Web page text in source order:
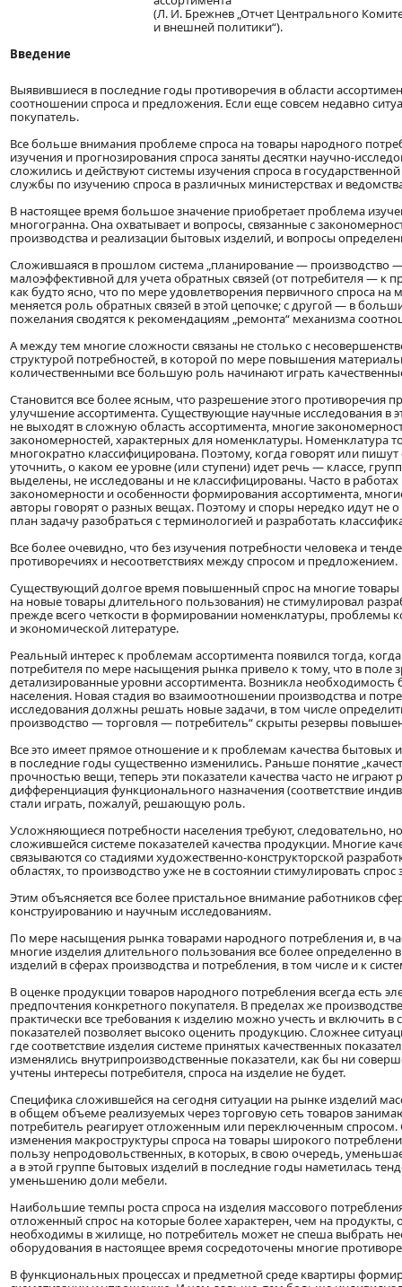
(Л. И. Брежнев „Отчет Центрального
и внешней политики“).
Введение
Выявившиеся в последние годы противоречия в области
соотношении спроса и предложения. Если еще совсем недавно
покупатель.
Все больше внимания проблеме спроса на товары народного
изучения и прогнозирования спроса заняты десятки научно-
сложились и действуют системы изучения спроса в
службы по изучению спроса в различных министерствах и
В настоящее время большое значение приобретает проблема
многогранна. Она охватывает и вопросы, связанные с
производства и реализации бытовых изделий, и вопросы
Сложившаяся в прошлом система „планирование — производство
малоэффективной для учета обратных связей (от потребителя — к
как будто ясно, что по мере удовлетворения первичного спроса
меняется роль обратных связей в этой цепочке; с другой — в
пожелания сводятся к рекомендациям „ремонта“ механизма
А между тем многие сложности связаны не столько с
структурой потребностей, в которой по мере повышения
количественными все большую роль начинают играть
Становится все более ясным, что разрешение этого противоречия
улучшение ассортимента. Существующие научные исследования в
не выходят в сложную область ассортимента, многие
закономерностей, характерных для номенклатуры. Номенклатура
многократно классифицирована. Поэтому, когда говорят или
уточнить, о каком ее уровне (или ступени) идет речь — классе,
выделены, не исследованы и не классифицированы. Часто в
закономерности и особенности формирования ассортимента,
авторы говорят о разных вещах. Поэтому и споры нередко идут не
план задачу разобраться с терминологией и разработать
Все более очевидно, что без изучения потребности человека и
противоречиях и несоответствиях между спросом и предложением.
Существующий долгое время повышенный спрос на многие
на новые товары длительного пользования) не стимулировал
прежде всего четкости в формировании номенклатуры, проблемы
и экономической литературе.
Реальный интерес к проблемам ассортимента появился тогда,
потребителя по мере насыщения рынка привело к тому, что в поле
детализированные уровни ассортимента. Возникла
населения. Новая стадия во взаимоотношении производства и
исследования должны решать новые задачи, в том числе
производство — торговля — потребитель“ скрыты резервы
Все это имеет прямое отношение и к проблемам качества бытовых
в последние годы существенно изменились. Раньше понятие
прочностью вещи, теперь эти показатели качества часто не
дифференциация функционального назначения (соответствие
стали играть, пожалуй, решающую роль.
Усложняющиеся потребности населения требуют, следовательно,
сложившейся системе показателей качества продукции. Многие
связываются со стадиями художественно-конструкторской
областях, то производство уже не в состоянии стимулировать
Этим объясняется все более пристальное внимание работников
конструированию и научным исследованиям.
По мере насыщения рынка товарами народного потребления и, в
многие изделия длительного пользования все более определенно
изделий в сферах производства и потребления, в том числе и к
В оценке продукции товаров народного потребления всегда есть
предпочтения конкретного покупателя. В пределах же
практически все требования к изделию можно учесть и включить в
показателей позволяет высоко оценить продукцию. Сложнее
где соответствие изделия системе принятых качественных
изменялись внутрипроизводственные показатели, как бы ни
учтены интересы потребителя, спроса на изделие не будет.
Специфика сложившейся на сегодня ситуации на рынке изделий
в общем объеме реализуемых через торговую сеть товаров
потребитель реагирует отложенным или переключенным спросом.
изменения макроструктуры спроса на товары широкого
пользу непродовольственных, в которых, в свою очередь,
а в этой группе бытовых изделий в последние годы наметилась
уменьшению доли мебели.
Наибольшие темпы роста спроса на изделия массового
отложенный спрос на которые более характерен, чем на
необходимы в жилище, но потребитель может не спеша выбрать
оборудования в настоящее время сосредоточены многие
В функциональных процессах и предметной среде квартиры